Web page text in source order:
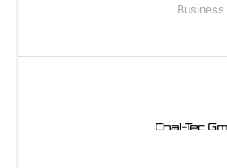
Business